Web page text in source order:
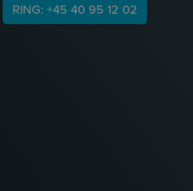
RING: +45 40 95 12 02